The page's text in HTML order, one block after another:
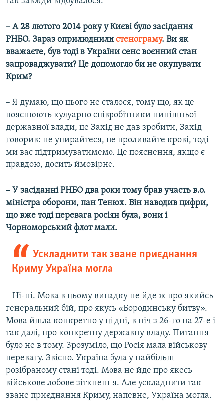
– А 28 лютого 2014 року у Києві було засідання
РНБО. Зараз оприлюднили стенограму. Ви як
вважаєте, був тоді в України сенс воєнний стан
запроваджувати? Це допомогло би не окупувати
Крим?
– Я думаю, що цього не сталося, тому що, як це
пояснюють кулуарно співробітники нинішньої
державної влади, це Захід не дав зробити, Захід
говорив: не упирайтеся, не проливайте крові, тоді
ми вас підтримуватимемо. Це пояснення, якщо є
правдою, досить ймовірне.
– У засіданні РНБО два роки тому брав участь в.о.
міністра оборони, пан Тенюх. Він наводив цифри,
що вже тоді перевага росіян була, вони і
Чорноморський флот мали.
Ускладнити так зване приєднання
Криму Україна могла
– Ні-ні. Мова в цьому випадку не йде ж про якийсь
генеральний бій, про якусь «Бородинську битву».
Мова йшла конкретно у ці дні, в ніч з 26-го на 27-е і
так далі, про конкретну державну владу. Питання
було не в тому. Зрозуміло, що Росія мала військову
перевагу. Звісно. Україна була у найбільш
розібраному стані тоді. Мова не йде про якесь
військове лобове зіткнення. Але ускладнити так
зване приєднання Криму, напевне, Україна могла.